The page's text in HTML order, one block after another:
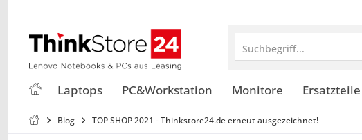
Suchbegriff...
Laptops PC&Workstation Monitore
Blog TOP SHOP 2021 - Thinkstore24.de erneut ausgezeichnet!